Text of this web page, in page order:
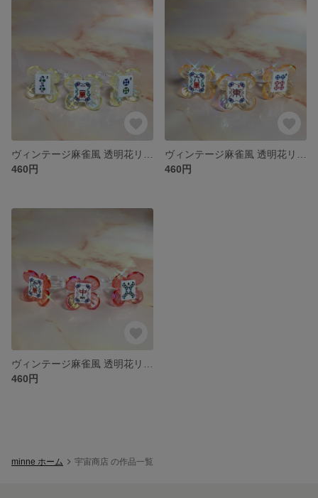
460円
460円
460円
minne ホーム 宇宙商店 の作品一覧